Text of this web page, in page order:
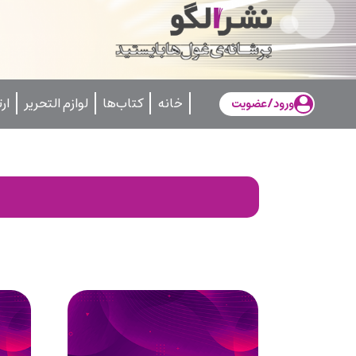
ورود/عضویت خانه کتاب‌ها لوازم التحریر